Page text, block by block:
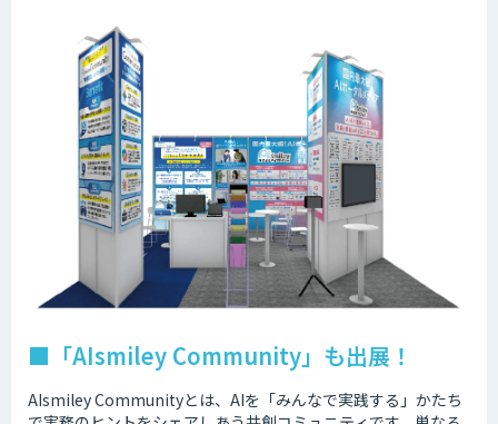
■「AIsmiley Community」も出展！
AIsmiley Communityとは、AIを「みんなで実践する」かたち